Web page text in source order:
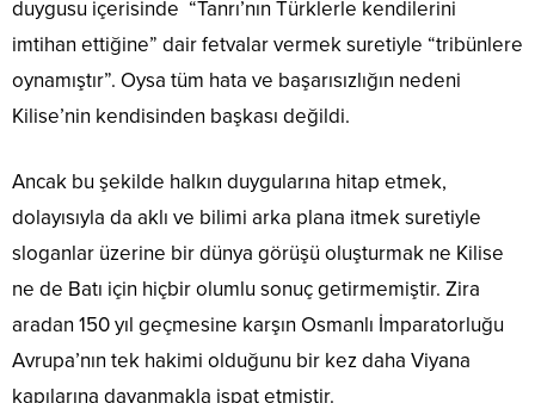
duygusu içerisinde “Tanrı’nın Türklerle kendilerini
imtihan ettiğine” dair fetvalar vermek suretiyle “tribünlere
oynamıştır”. Oysa tüm hata ve başarısızlığın nedeni
Kilise’nin kendisinden başkası değildi.
Ancak bu şekilde halkın duygularına hitap etmek,
dolayısıyla da aklı ve bilimi arka plana itmek suretiyle
sloganlar üzerine bir dünya görüşü oluşturmak ne Kilise
ne de Batı için hiçbir olumlu sonuç getirmemiştir. Zira
aradan 150 yıl geçmesine karşın Osmanlı İmparatorluğu
Avrupa’nın tek hakimi olduğunu bir kez daha Viyana
kapılarına dayanmakla ispat etmiştir.